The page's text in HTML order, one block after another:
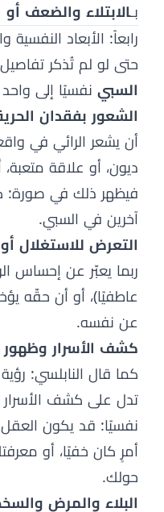
بـالابتلاء والضعف أو
رابعاً: الأبعاد النفسية
حتى لو لم تُذكر
السبي نفسيًا إلى
الشعور بفقدان
أن يشعر الرائي في
ديون، أو علاقة
فيظهر ذلك في صورة:
آخرين في السبي.
التعرض للاستغلال
ربما يعبّر عن إحساس
عاطفيًا)، أو أن حقّه
عن نفسه.
كشف الأسرار وظهور
كما قال النابلسي:
تدل على كشف الأسرار
نفسيًا: قد يكون
أمرٍ كان خفيًا، أو
حولك.
البلاء والمرض